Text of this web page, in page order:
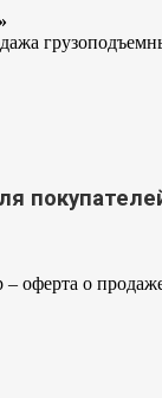
оферта о